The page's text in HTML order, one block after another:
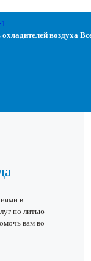
воздуха
в
по литью
вам во